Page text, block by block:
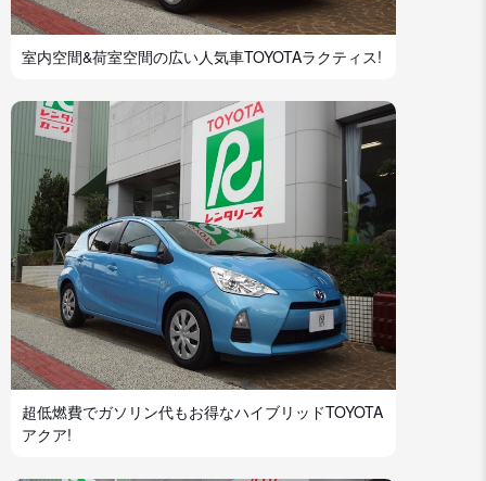
室内空間&荷室空間の広い人気車TOYOTAラクティス!
超低燃費でガソリン代もお得なハイブリッドTOYOTA
アクア!